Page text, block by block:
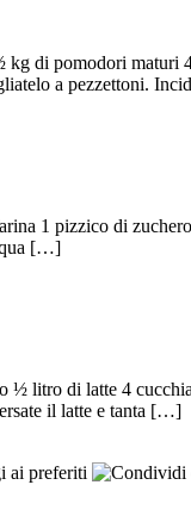
di pomodori
a pezzettoni.
1 pizzico di
[…]
litro di latte 4
il latte e tanta […]